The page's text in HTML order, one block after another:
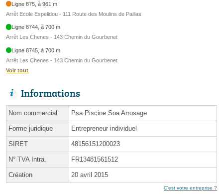
Ligne 875, à 961 m
Arrêt Ecole Espelidou - 111 Route des Moulins de Paillas
Ligne 8744, à 700 m
Arrêt Les Chenes - 143 Chemin du Gourbenet
Ligne 8745, à 700 m
Arrêt Les Chenes - 143 Chemin du Gourbenet
Voir tout
Informations
Nom commercial Psa Piscine Soa Arrosage
Forme juridique Entrepreneur individuel
SIRET 48156151200023
N° TVA Intra. FR13481561512
Création 20 avril 2015
C'est votre entreprise ?